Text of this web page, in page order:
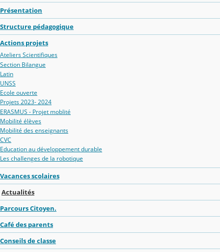
Présentation
Structure pédagogique
Actions projets
Ateliers Scientifiques
Section Bilangue
Latin
UNSS
Ecole ouverte
Projets 2023- 2024
ERASMUS - Projet moblité
Mobilité élèves
Mobilité des enseignants
CVC
Education au développement durable
Les challenges de la robotique
Vacances scolaires
Actualités
Parcours Citoyen.
Café des parents
Conseils de classe